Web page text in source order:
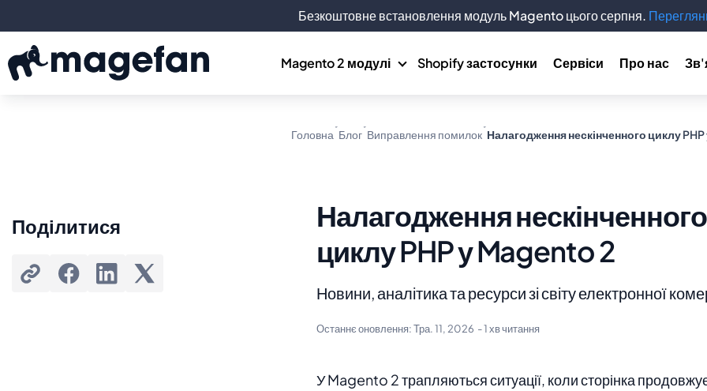
Magento 2 модулі Shopify застосунки Сервіси Про нас
Головна Блог Виправлення помилок Налагодження нескінченного циклу
Налагодження нескінченного
циклу PHP у Magento 2
Новини, аналітика та ресурси зі світу електронної
Останнє оновлення:Тра. 11, 2026 - 1 хв читання
У Magento 2 трапляються ситуації, коли сторінка
Поділитися
Безкоштовне встановлення модуль Magento цього серпня.